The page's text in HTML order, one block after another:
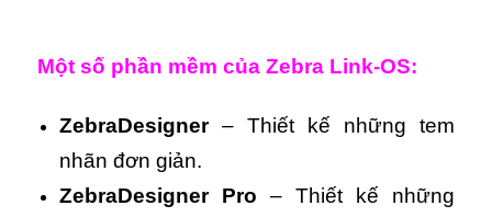
Một số phần mềm của Zebra Link-OS:
ZebraDesigner– Thiết kế những tem
nhãn đơn giản.
ZebraDesigner Pro – Thiết kế những